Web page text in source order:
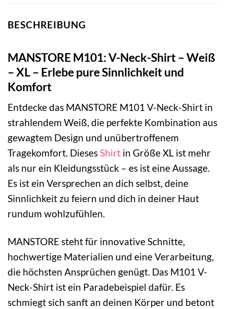
BESCHREIBUNG
MANSTORE M101: V-Neck-Shirt – Weiß
– XL – Erlebe pure Sinnlichkeit und
Komfort
Entdecke das MANSTORE M101 V-Neck-Shirt in
strahlendem Weiß, die perfekte Kombination aus
gewagtem Design und unübertroffenem
Tragekomfort. DiesesShirt in Größe XL ist mehr
als nur ein Kleidungsstück – es ist eine Aussage.
Es ist ein Versprechen an dich selbst, deine
Sinnlichkeit zu feiern und dich in deiner Haut
rundum wohlzufühlen.
MANSTORE steht für innovative Schnitte,
hochwertige Materialien und eine Verarbeitung,
die höchsten Ansprüchen genügt. Das M101 V-
Neck-Shirt ist ein Paradebeispiel dafür. Es
schmiegt sich sanft an deinen Körper und betont